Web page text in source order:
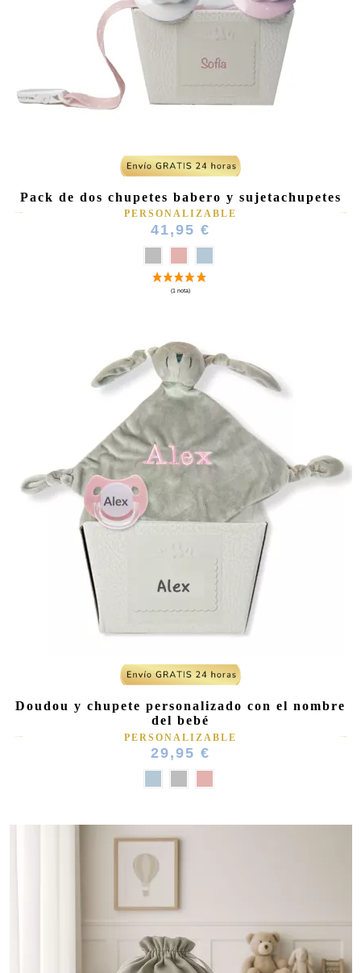
Pack de dos chupetes babero y sujetachupetes
PERSONALIZABLE
41,95 €
Doudou y chupete personalizado con el nombre
del bebé
PERSONALIZABLE
29,95 €